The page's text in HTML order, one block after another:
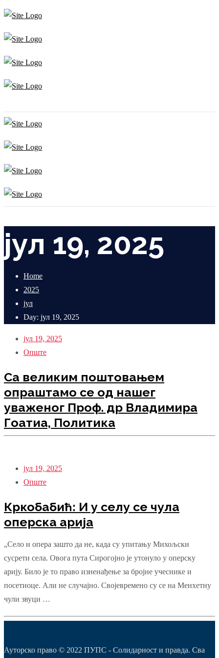
јул 19, 2025
Home
2025
јул
Day: јул 19, 2025
јул 19, 2025
Опште
Са великим поштовањем
опраштамо се од нашег
уваженог Проф. др Владимира
Гоатиа, Политика
јул 19, 2025
Опште
Кркобабић: И у селу се чула
оперска арија
„Село и опера зашто да не, када су упитању Михољски
сусрети села. Овога пута Сирогојно је утонуло у оперску
арију. Било је то право изненађење за бројне учеснике и
посетиоце. Али не случајно. Својевремено су се на Менхетну
чули звуци …
Ауторско право © 2022 ПУПС - Солидарност и правда. Сва